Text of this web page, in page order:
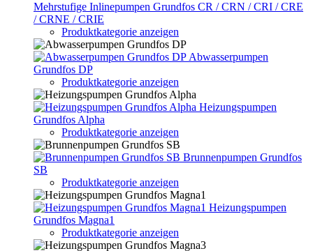
Mehrstufige Inlinepumpen Grundfos CR / CRN / CRI / CRE
/ CRNE / CRIE
Produktkategorie anzeigen
Abwasserpumpen
Grundfos DP
Produktkategorie anzeigen
Heizungspumpen
Grundfos Alpha
Produktkategorie anzeigen
Brunnenpumpen Grundfos
SB
Produktkategorie anzeigen
Heizungspumpen
Grundfos Magna1
Produktkategorie anzeigen